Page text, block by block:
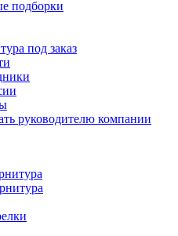
подборки
под заказ
руководителю компании